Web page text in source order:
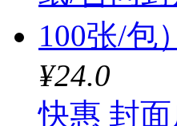
¥24.0
快惠 封